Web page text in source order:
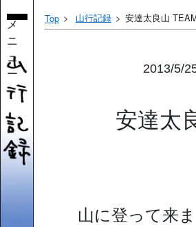
メ
ニ
ュ
ー
Top 山行記録 安達太良山
2013/5/
安達太
山に登って来ま